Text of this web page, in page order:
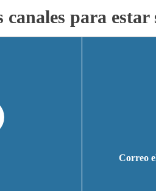
canales para
Correo